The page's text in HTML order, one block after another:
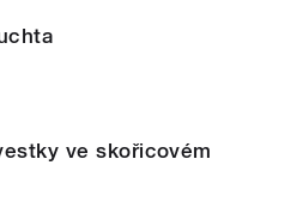
ve skořicovém